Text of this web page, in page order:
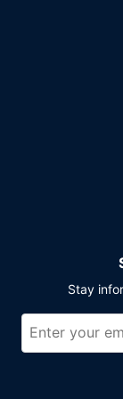
Tendrás un
check-out
tu disposición.
En este hotel
de espacio
Stay